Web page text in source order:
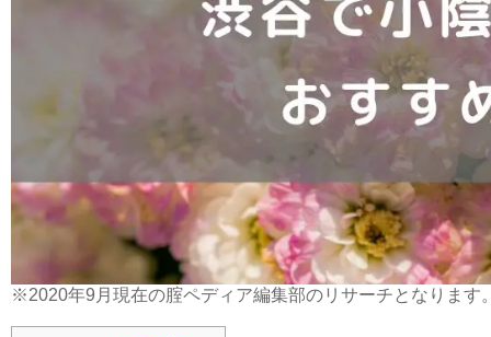
※2020年9月現在の腟ペディア編集部のリサーチとなります